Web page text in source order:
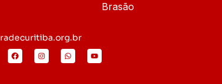
Brasão